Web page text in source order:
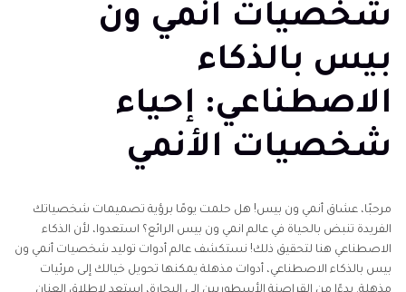
شخصيات أنمي ون
بيس بالذكاء
الاصطناعي: إحياء
شخصيات الأنمي
مرحبًا، عشاق أنمي ون بيس! هل حلمت يومًا برؤية تصميمات شخصياتك
الفريدة تنبض بالحياة في عالم انمي ون بيس الرائع؟ استعدوا، لأن الذكاء
الاصطناعي هنا لتحقيق ذلك! نستكشف عالم أدوات توليد شخصيات أنمي ون
بيس بالذكاء الاصطناعي، أدوات مذهلة يمكنها تحويل خيالك إلى مرئيات